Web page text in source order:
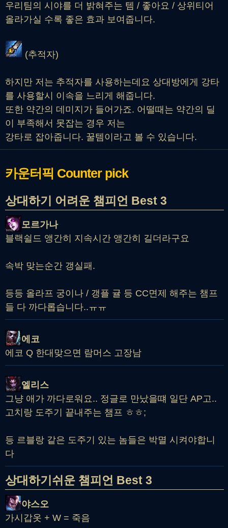
우리팀의 시야를 더 밝혀주는 템 / 좋아요 / 상위티어
올라가실 수록 좋은 효과 보여줍니다.
(추적자)
하지만 저는 추적자를 사용하는데요 상대방에게 강타
를 사용할시 이속을 느리게 해줍니다.
또한 약간의 데미지가 들어가죠. 어떨때는 약간의 딜
이 부족해서 못잡는 경우 저는
강타로 잡아줍니다. 꿀템이라고 볼 수 있습니다.
카운터픽 Counter pick
상대하기 어려운 챔피언 Best 3
모르가나
블랙쉴드 앵간히 지속시간 앵간히 길더라구요
속박 맞는순간 갱실패.
등등 올라프 궁이나 / 갱플 귤 등 CC면제 해주는 챔프
들 다 까다롭습니다..ㅠㅠ
에코
에코 Q 한대맞으면 람머스 고장남
엘리스
그냥 애가 까다로워요.. 정글로 만났을떄 일단 AP고..
고치랑 도주기 끝내주는 챔프 ㅎㅎ;
등 르블랑 같은 도주기 있는 놈들은 박멸 시켜야합니
다
상대하기쉬운 챔피언 Best 3
야스오
가시갑옷 + W = 죽음